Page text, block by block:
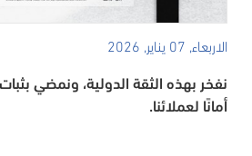
الاربعاء, 07 يناير, 2026
نفخر بهذه الثقة الدولية، ونمضي
أمانًا لعملائنا.